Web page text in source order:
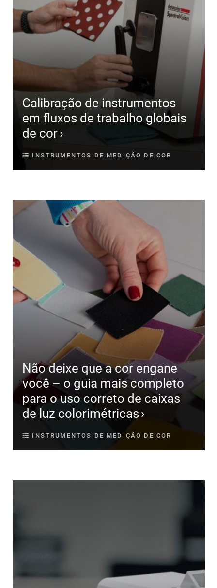
Calibração de instrumentos
em fluxos de trabalho globais
de cor
INSTRUMENTOS DE MEDIÇÃO DE COR
Não deixe que a cor engane
você – o guia mais completo
para o uso correto de caixas
de luz colorimétricas
INSTRUMENTOS DE MEDIÇÃO DE COR